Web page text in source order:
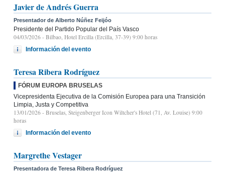
Javier de Andrés Guerra
Presentador de Alberto Núñez Feijóo
Presidente del Partido Popular del País Vasco
04/03/2026 - Bilbao, Hotel Ercilla (Ercilla, 37-39) 9:00 horas
Información del evento
Teresa Ribera Rodríguez
FÓRUM EUROPA BRUSELAS
Vicepresidenta Ejecutiva de la Comisión Europea para una Transición
Limpia, Justa y Competitiva
13/01/2026 - Bruselas, Steigenberger Icon Wiltcher's Hotel (71, Av. Louise) 9:00
horas
Información del evento
Margrethe Vestager
Presentadora de Teresa Ribera Rodríguez